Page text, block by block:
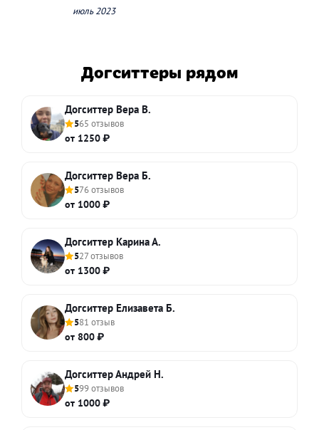
июль 2023
Догситтеры рядом
Догситтер Вера В.
565 отзывов
от 1250 ₽
Догситтер Вера Б.
576 отзывов
от 1000 ₽
Догситтер Карина А.
527 отзывов
от 1300 ₽
Догситтер Елизавета Б.
581 отзыв
от 800 ₽
Догситтер Андрей Н.
599 отзывов
от 1000 ₽